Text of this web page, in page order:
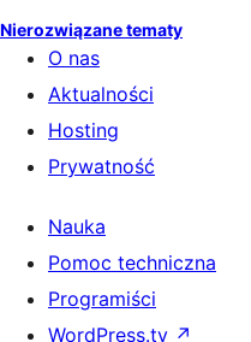
Nierozwiązane tematy
O nas
Aktualności
Hosting
Prywatność
Nauka
Pomoc techniczna
Programiści
WordPress.tv ↗